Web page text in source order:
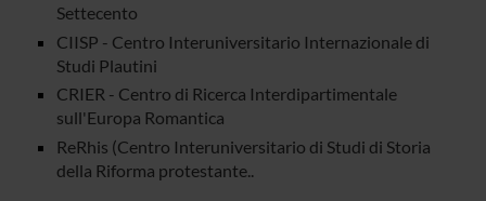
Settecento
CIISP - Centro Interuniversitario Internazionale di
Studi Plautini
CRIER - Centro di Ricerca Interdipartimentale
sull'Europa Romantica
ReRhis (Centro Interuniversitario di Studi di Storia
della Riforma protestante..